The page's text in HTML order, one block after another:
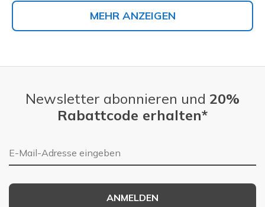
MEHR ANZEIGEN
Newsletter abonnieren und 20%
Rabattcode erhalten*
E-Mail-Adresse
ANMELDEN